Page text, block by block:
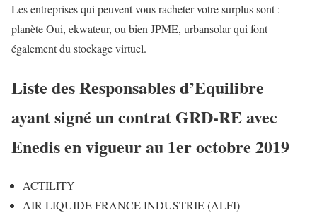
Les entreprises qui peuvent vous racheter votre surplus sont :
planète Oui, ekwateur, ou bien JPME, urbansolar qui font
également du stockage virtuel.
Liste des Responsables d’Equilibre
ayant signé un contrat GRD-RE avec
Enedis en vigueur au 1er octobre 2019
ACTILITY
AIR LIQUIDE FRANCE INDUSTRIE (ALFI)